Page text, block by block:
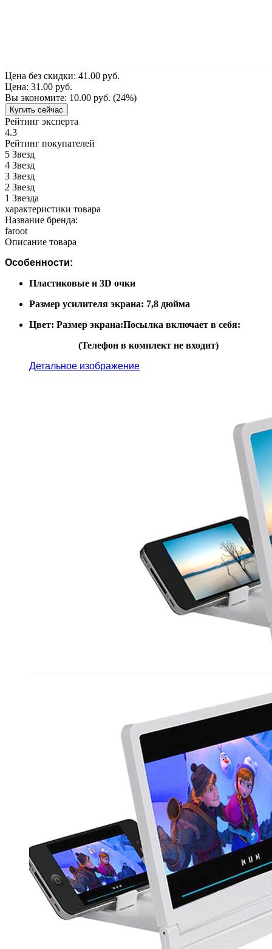
Цена без скидки: 41.00 руб.
Цена: 31.00 руб.
Вы экономите: 10.00 руб. (24%)
Купить сейчас
Рейтинг эксперта
4.3
Рейтинг покупателей
5 Звезд
4 Звезд
3 Звезд
2 Звезд
1 Звезда
характеристики товара
Название бренда:
faroot
Описание товара
Особенности:
Пластиковые и 3D очки
Размер усилителя экрана: 7,8 дюйма
Цвет: Размер экрана:Посылка включает в себя:
(Телефон в комплект не входит)
Детальное изображение